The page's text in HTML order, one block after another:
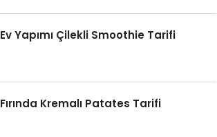
Ev Yapımı Çilekli Smoothie Tarifi
Fırında Kremalı Patates Tarifi